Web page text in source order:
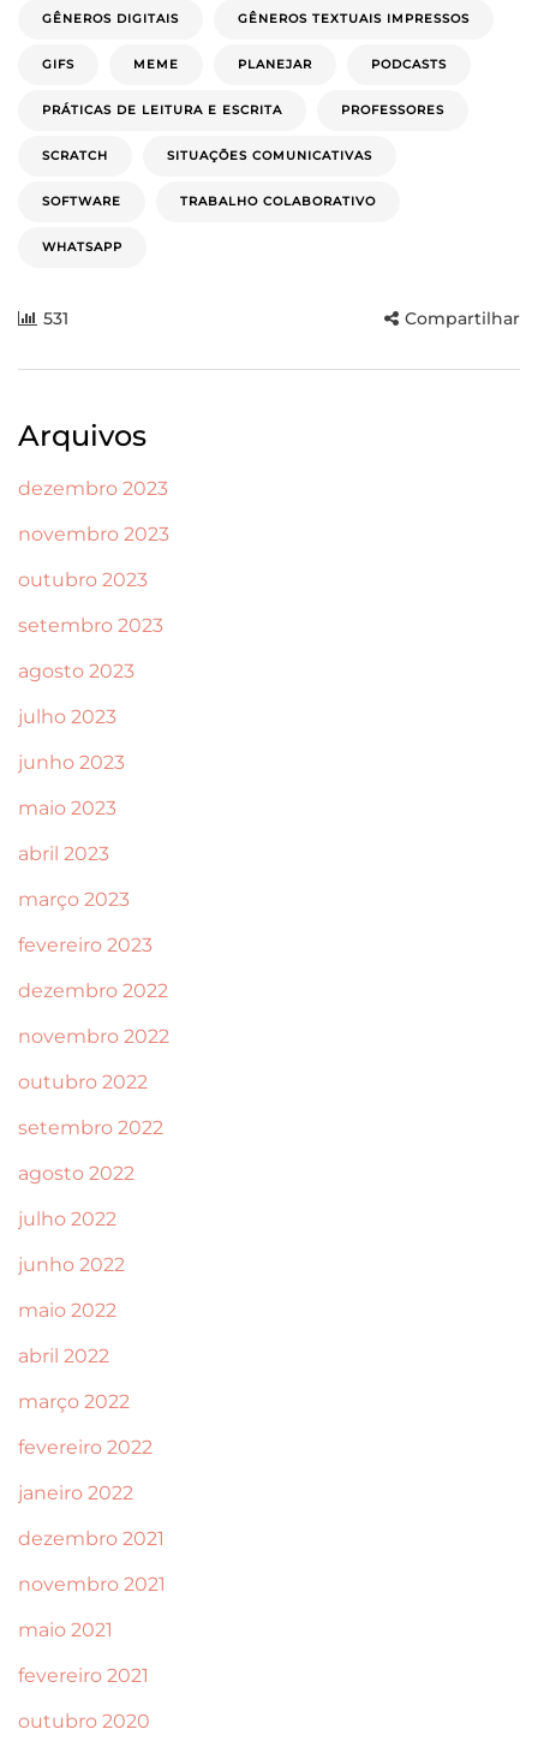
GÊNEROS DIGITAIS GÊNEROS TEXTUAIS IMPRESSOS
GIFS MEME PLANEJAR PODCASTS
PRÁTICAS DE LEITURA E ESCRITA PROFESSORES
SCRATCH SITUAÇÕES COMUNICATIVAS
SOFTWARE TRABALHO COLABORATIVO
WHATSAPP
531 Compartilhar
Arquivos
dezembro 2023
novembro 2023
outubro 2023
setembro 2023
agosto 2023
julho 2023
junho 2023
maio 2023
abril 2023
março 2023
fevereiro 2023
dezembro 2022
novembro 2022
outubro 2022
setembro 2022
agosto 2022
julho 2022
junho 2022
maio 2022
abril 2022
março 2022
fevereiro 2022
janeiro 2022
dezembro 2021
novembro 2021
maio 2021
fevereiro 2021
outubro 2020